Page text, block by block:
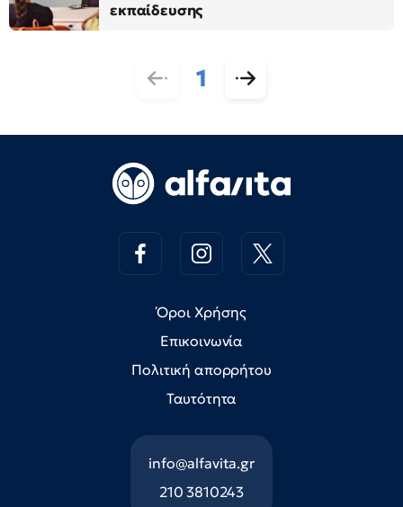
εκπαίδευσης
1
Όροι Χρήσης
Επικοινωνία
Πολιτική απορρήτου
Ταυτότητα
info@alfavita.gr
210 3810243